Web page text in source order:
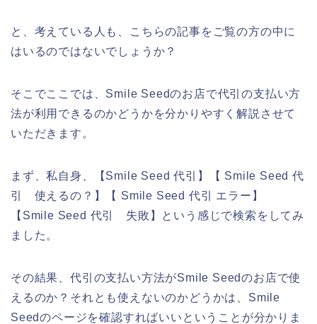
と、考えている人も、こちらの記事をご覧の方の中に
はいるのではないでしょうか？
そこでここでは、Smile Seedのお店で代引の支払い方
法が利用できるのかどうかを分かりやすく解説させて
いただきます。
まず、私自身、【Smile Seed 代引】【 Smile Seed 代
引 使えるの？】【 Smile Seed 代引 エラー】
【Smile Seed 代引 失敗】という感じで検索をしてみ
ました。
その結果、代引の支払い方法がSmile Seedのお店で使
えるのか？それとも使えないのかどうかは、Smile
Seedのページを確認すればいいということが分かりま